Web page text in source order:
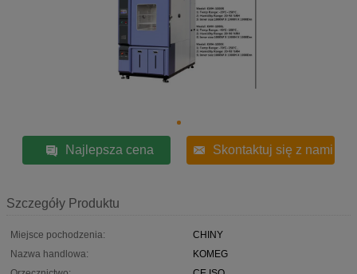
Najlepsza cena Skontaktuj się z nami
Szczegóły Produktu
Miejsce pochodzenia:
CHINY
Nazwa handlowa:
KOMEG